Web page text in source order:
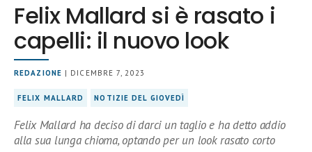
Felix Mallard si è rasato i
capelli: il nuovo look
REDAZIONE | DICEMBRE 7, 2023
FELIX MALLARD NOTIZIE DEL GIOVEDÌ
Felix Mallard ha deciso di darci un taglio e ha detto addio
alla sua lunga chioma, optando per un look rasato corto